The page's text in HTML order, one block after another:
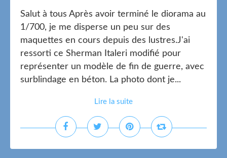
Salut à tous Après avoir terminé le diorama au
1/700, je me disperse un peu sur des
maquettes en cours depuis des lustres.J'ai
ressorti ce Sherman Italeri modifié pour
représenter un modèle de fin de guerre, avec
surblindage en béton. La photo dont je...
Lire la suite